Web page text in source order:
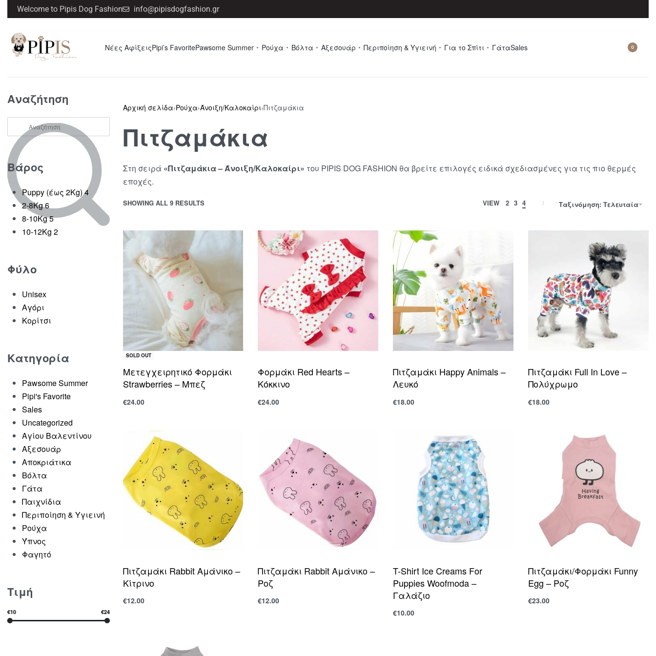
Welcome to Pipis Dog Fashion info@pipisdogfashion.gr
Νέες ΑφίξειςPipi’s FavoritePawsome Summer Ρούχα Βόλτα Αξεσουάρ Περιποίηση & Υγιεινή Για το Σπίτι ΓάταSales 0
Αναζήτηση
Βάρος
Puppy (έως 2Kg) 4
2-8Kg6
8-10Kg5
10-12Kg 2
Φύλο
Unisex
Αγόρι
Κορίτσι
Κατηγορία
Pawsome Summer
Pipi's Favorite
Sales
Uncategorized
Αγίου Βαλεντίνου
Αξεσουάρ
Αποκριάτικα
Βόλτα
Γάτα
Παιχνίδια
Περιποίηση & Υγιεινή
Ρούχα
Ύπνος
Φαγητό
Τιμή
€10 €24
Αρχική σελίδα›Ρούχα›Άνοιξη/Καλοκαίρι›Πιτζαμάκια
Πιτζαμάκια
Στη σειρά «Πιτζαμάκια – Άνοιξη/Καλοκαίρι» του PIPIS DOG FASHION θα βρείτε επιλογές ειδικά σχεδιασμένες για τις πιο θερμές
εποχές.
SHOWING ALL 9 RESULTS VIEW 2 3 4 Ταξινόμηση: Τελευταία
SOLD OUT
Μετεγχειρητικό Φορμάκι
Strawberries – Μπεζ
€24.00
Φορμάκι Red Hearts –
Κόκκινο
€24.00
Πιτζαμάκι Happy Animals –
Λευκό
€18.00
Πιτζαμάκι Full In Love –
Πολύχρωμο
€18.00
Πιτζαμάκι Rabbit Αμάνικο –
Κίτρινο
€12.00
Πιτζαμάκι Rabbit Αμάνικο –
Ροζ
€12.00
T-Shirt Ice Creams For
Puppies Woofmoda –
Γαλάζιο
€10.00
Πιτζαμάκι/Φορμάκι Funny
Egg – Ροζ
€23.00